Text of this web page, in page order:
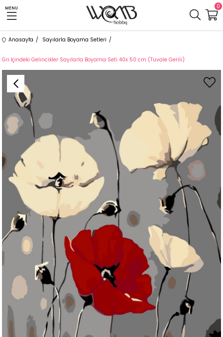
MENU 0
Anasayfa Sayılarla Boyama Setleri
Gri İçindeki Gelincikler Sayılarla Boyama Seti 40x 50 cm (Tuvale Gerili)